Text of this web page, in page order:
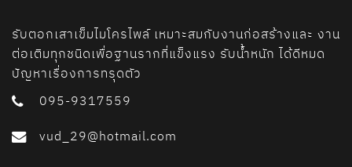
รับตอกเสาเข็มไมโครไพล์ เหมาะสมกับงานก่อสร้างและ งาน
ต่อเติมทุกชนิดเพื่อฐานรากที่แข็งแรง รับน้ำหนัก ได้ดีหมด
ปัญหาเรื่องการทรุดตัว
095-9317559
vud_29@hotmail.com